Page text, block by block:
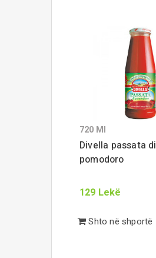
Divella passata di
pomodoro
720 Ml
129 Lekë
Shto në shportë